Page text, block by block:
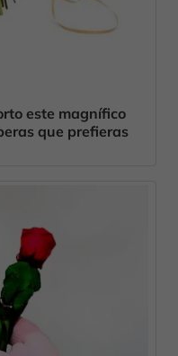
este magnífico
que prefieras